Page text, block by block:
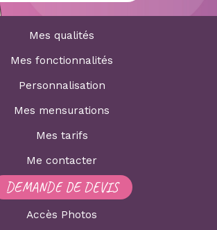
Mes qualités
Mes fonctionnalités
Personnalisation
Mes mensurations
Mes tarifs
Me contacter
DEMANDE DE DEVIS
Accès Photos